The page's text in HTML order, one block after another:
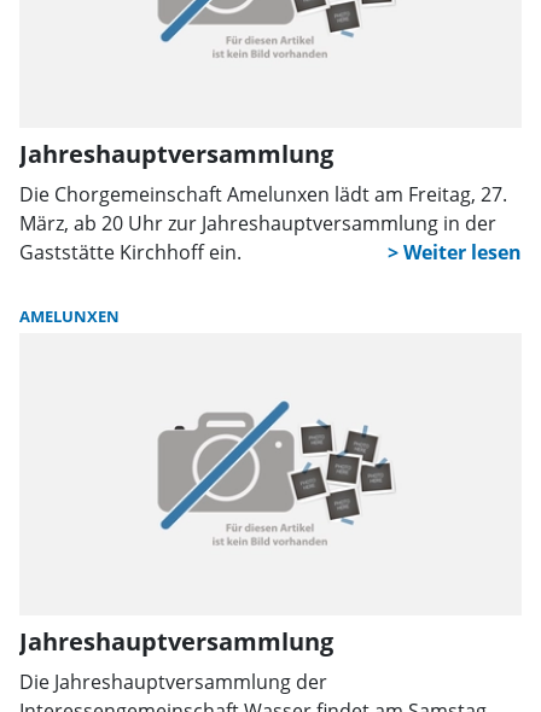
Jahreshauptversammlung
Die Chorgemeinschaft Amelunxen lädt am Freitag, 27.
März, ab 20 Uhr zur Jahreshauptversammlung in der
Gaststätte Kirchhoff ein.
AMELUNXEN
Jahreshauptversammlung
Die Jahreshauptversammlung der